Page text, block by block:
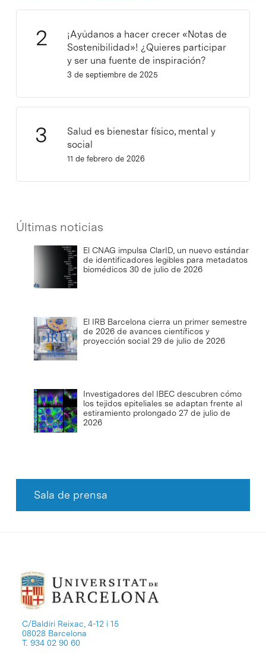
¡Ayúdanos a hacer crecer «Notas de
Sostenibilidad»! ¿Quieres participar
y ser una fuente de inspiración?
3 de septiembre de 2025
Salud es bienestar físico, mental y
social
11 de febrero de 2026
Últimas noticias
El CNAG impulsa ClarID, un nuevo estándar
de identificadores legibles para metadatos
biomédicos 30 de julio de 2026
El IRB Barcelona cierra un primer semestre
de 2026 de avances científicos y
proyección social 29 de julio de 2026
Investigadores del IBEC descubren cómo
los tejidos epiteliales se adaptan frente al
estiramiento prolongado 27 de julio de
2026
Sala de prensa
C/Baldiri Reixac, 4-12 i 15
08028 Barcelona
T. 934 02 90 60